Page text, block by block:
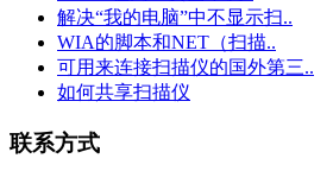
解决“我的电脑”中不显示扫..
WIA的脚本和NET（扫描..
可用来连接扫描仪的国外第三..
如何共享扫描仪
联系方式